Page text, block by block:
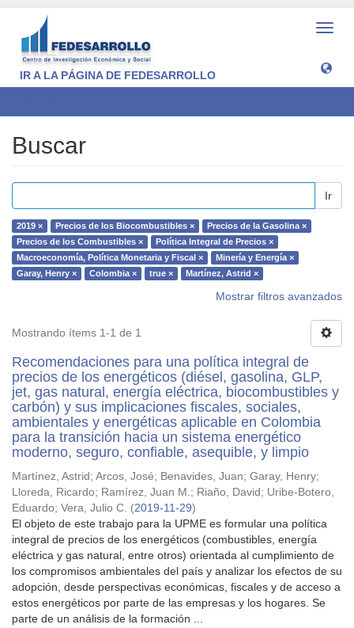
IR A LA PÁGINA DE FEDESARROLLO
Buscar
Ir
2019 × Precios de los Biocombustibles ×
Precios de la Gasolina ×
Precios de los Combustibles ×
Política Integral de Precios ×
Macroeconomía, Política Monetaria y Fiscal ×
Minería y Energía ×
Garay, Henry ×
Colombia × true × Martínez, Astrid ×
Mostrar filtros avanzados
Mostrando ítems 1-1 de 1
Recomendaciones para una política integral de
precios de los energéticos (diésel, gasolina, GLP,
jet, gas natural, energía eléctrica, biocombustibles y
carbón) y sus implicaciones fiscales, sociales,
ambientales y energéticas aplicable en Colombia
para la transición hacia un sistema energético
moderno, seguro, confiable, asequible, y limpio
Martínez, Astrid ; Arcos, José; Benavides, Juan; Garay, Henry;
Lloreda, Ricardo; Ramírez, Juan M.; Riaño, David ; Uribe-Botero,
Eduardo; Vera, Julio C. (2019-11-29)
El objeto de este trabajo para la UPME es formular una política
integral de precios de los energéticos (combustibles, energía
eléctrica y gas natural, entre otros) orientada al cumplimiento de
los compromisos ambientales del país y analizar los efectos de su
adopción, desde perspectivas económicas, fiscales y de acceso a
estos energéticos por parte de las empresas y los hogares. Se
parte de un análisis de la formación ...